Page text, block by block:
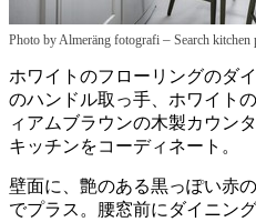
Photo by Almeräng fotografi – Search kitchen
ホワイトのフローリングのダ
のハンドル取っ手、ホワイト
ィアムブラウンの木製カウン
キッチンをコーディネート。
壁面に、艶のある黒っぽい赤
でプラス。腰窓前にダイニン